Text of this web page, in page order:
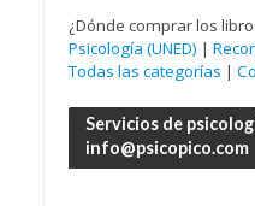
¿Dónde comprar los
Psicología (UNED) |
Todas las categorías |
Servicios de
info@psicopico.com